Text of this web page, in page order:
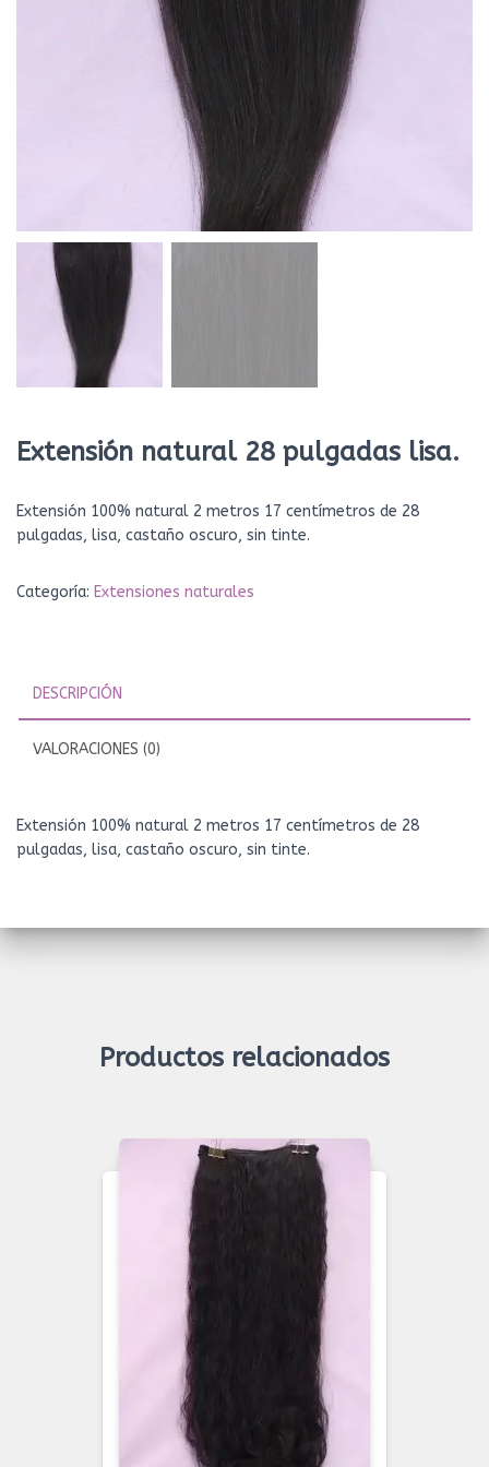
Extensión natural 28 pulgadas lisa.
Extensión 100% natural 2 metros 17 centímetros de 28
pulgadas, lisa, castaño oscuro, sin tinte.
Categoría: Extensiones naturales
DESCRIPCIÓN
VALORACIONES (0)
Extensión 100% natural 2 metros 17 centímetros de 28
pulgadas, lisa, castaño oscuro, sin tinte.
Productos relacionados